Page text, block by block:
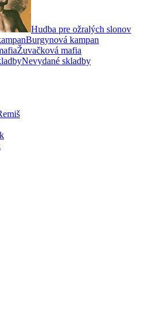
Hudba pre ožralých slonov
Burgynová kampan
Žuvačková mafia
Nevydané skladby